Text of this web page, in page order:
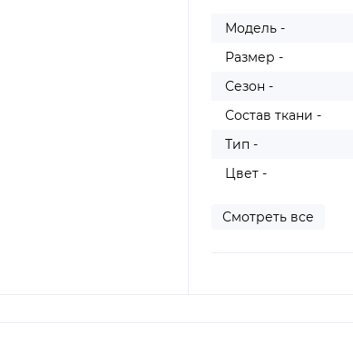
Модель -
Размер -
Сезон -
Состав ткани -
Тип -
Цвет -
Смотреть все